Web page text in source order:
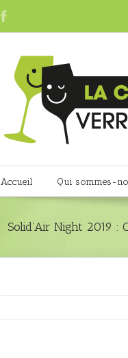
Accueil Qui sommes-
Solid’Air Night 2019 :